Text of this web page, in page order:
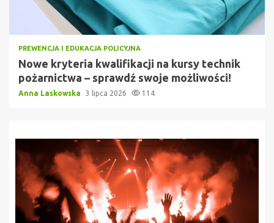
PREWENCJA I EDUKACJA POLICYJNA
Nowe kryteria kwalifikacji na kursy technik
pożarnictwa – sprawdź swoje możliwości!
Anna Laskowska 3 lipca 2026 114